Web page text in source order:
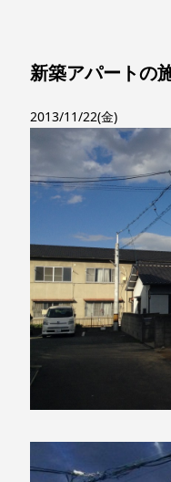
新築アパートの
2013/11/22(金)